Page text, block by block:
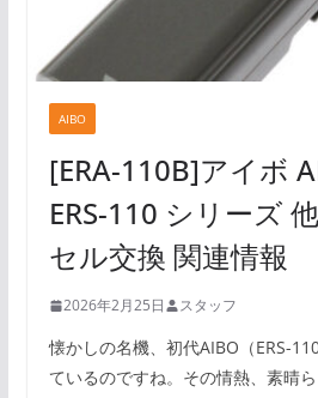
AIBO
[ERA-110B]アイボ
ERS-110 シリーズ
セル交換 関連情報
2026年2月25日 スタッフ
懐かしの名機、初代AIBO（ERS-
ているのですね。その情熱、素晴